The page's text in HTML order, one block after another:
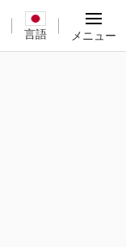
言語 メニュー